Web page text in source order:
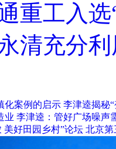
重工入选
清充分
化案例的启示 李津逵揭秘
业 李津逵：管好广场噪声
美好田园乡村”论坛 北京第